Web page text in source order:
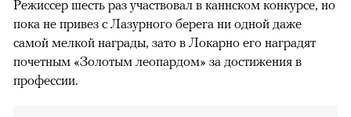
Режиссер шесть раз участвовал в каннском конкурсе, но
пока не привез с Лазурного берега ни одной даже
самой мелкой награды, зато в Локарно его наградят
почетным «Золотым леопардом» за достижения в
профессии.